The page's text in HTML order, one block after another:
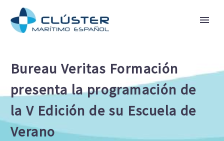
Bureau Veritas Formación
presenta la programación de
la V Edición de su Escuela de
Verano